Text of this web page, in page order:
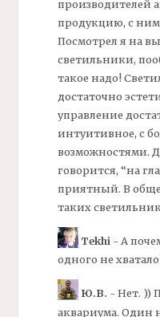
производителей
продукцию, с
Посмотрел я на
светильники,
такое надо!
достаточно
управление
интуитивное, с
возможностями.
говорится, “на
приятный. В
таких
Tekhi- А
одного не
Ю.В. - Нет. ))
аквариума. Один